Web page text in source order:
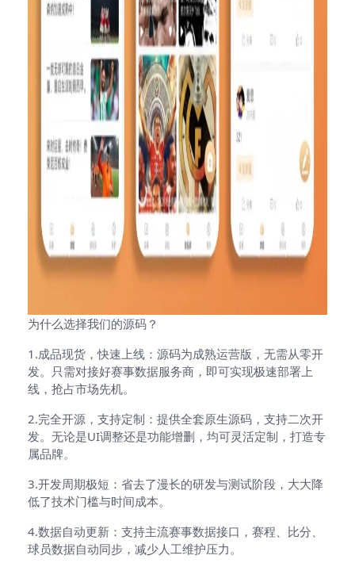
为什么选择我们的源码？
1.成品现货，快速上线：源码为成熟运营版，无需从零开
发。只需对接好赛事数据服务商，即可实现极速部署上
线，抢占市场先机。
2.完全开源，支持定制：提供全套原生源码，支持二次开
发。无论是UI调整还是功能增删，均可灵活定制，打造专
属品牌。
3.开发周期极短：省去了漫长的研发与测试阶段，大大降
低了技术门槛与时间成本。
4.数据自动更新：支持主流赛事数据接口，赛程、比分、
球员数据自动同步，减少人工维护压力。